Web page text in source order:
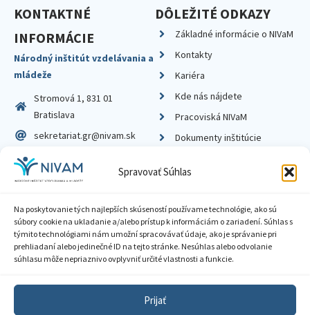
Spravovať Súhlas
Na poskytovanie tých najlepších skúseností používame technológie, ako sú
súbory cookie na ukladanie a/alebo prístup k informáciám o zariadení. Súhlas s
týmito technológiami nám umožní spracovávať údaje, ako je správanie pri
prehliadaní alebo jedinečné ID na tejto stránke. Nesúhlas alebo odvolanie
súhlasu môže nepriaznivo ovplyvniť určité vlastnosti a funkcie.
Prijať
KONTAKTNÉ
INFORMÁCIE
Národný inštitút vzdelávania a
mládeže
Stromová 1, 831 01
Bratislava
sekretariat.gr@nivam.sk
IČO: 00164348
DIČ: 2020798714
DÔLEŽITÉ ODKAZY
Základné informácie o NIVaM
Kontakty
Kariéra
Kde nás nájdete
Pracoviská NIVaM
Dokumenty inštitúcie
Zásady ochrany súkromia
Sprístupnenie informácií